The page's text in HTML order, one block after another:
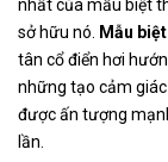
nhất của mẫu biệt
sở hữu nó. Mẫu
tân cổ điển hơi
những tạo cảm
được ấn tượng
lần.